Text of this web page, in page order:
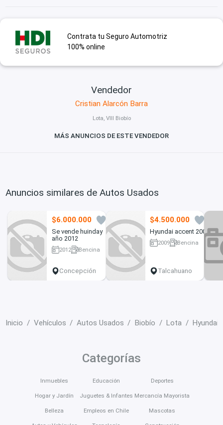
Contrata tu Seguro Automotriz
100% online
Vendedor
Cristian Alarcón Barra
Lota, VIII Biobío
MÁS ANUNCIOS DE ESTE VENDEDOR
Anuncios similares de Autos Usados
$6.000.000
Se vende huinday
año 2012
2012
Bencina
Concepción
$4.500.000
Hyundai accent 2009
2009
Bencina
Talcahuano
Inicio Vehículos Autos Usados Biobío Lota Hyundai
Categorías
Inmuebles
Hogar y Jardín
Belleza
Educación
Juguetes & Infantes
Empleos en Chile
Deportes
Mercancía Mayorista
Mascotas